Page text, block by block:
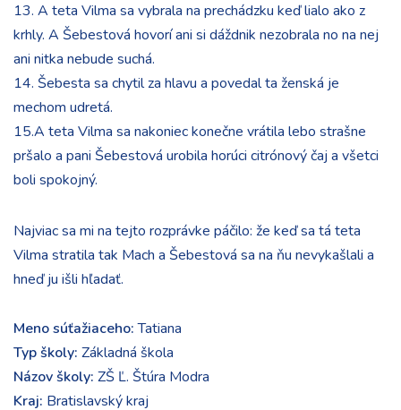
13. A teta Vilma sa vybrala na prechádzku keď lialo ako z
krhly. A Šebestová hovorí ani si dáždnik nezobrala no na nej
ani nitka nebude suchá.
14. Šebesta sa chytil za hlavu a povedal ta ženská je
mechom udretá.
15.A teta Vilma sa nakoniec konečne vrátila lebo strašne
pršalo a pani Šebestová urobila horúci citrónový čaj a všetci
boli spokojný.
Najviac sa mi na tejto rozprávke páčilo: že keď sa tá teta
Vilma stratila tak Mach a Šebestová sa na ňu nevykašlali a
hneď ju išli hľadať.
Meno súťažiaceho:Tatiana
Typ školy: Základná škola
Názov školy: ZŠ Ľ. Štúra Modra
Kraj: Bratislavský kraj